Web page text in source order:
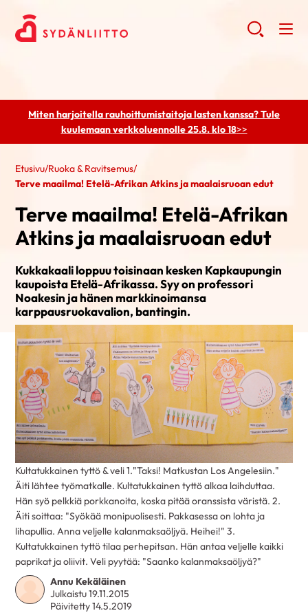
Miten harjoitella rauhoittumistaitoja lasten kanssa? Tule
kuulemaanverkkoluennolle 25.8. klo 18>>
Etusivu/Ruoka & Ravitsemus/
Terve maailma! Etelä-Afrikan Atkins ja maalaisruoan edut
Terve maailma! Etelä-Afrikan
Atkins ja maalaisruoan edut
Kukkakaali loppuu toisinaan kesken Kapkaupungin
kaupoista Etelä-Afrikassa. Syy on professori
Noakesin ja hänen markkinoimansa
karppausruokavalion, bantingin.
Annu Kekäläinen
Julkaistu 19.11.2015
Päivitetty 14.5.2019
Kultatukkainen tyttö & veli 1."Taksi! Matkustan Los Angelesiin."
Äiti lähtee työmatkalle. Kultatukkainen tyttö alkaa laihduttaa.
Hän syö pelkkiä porkkanoita, koska pitää oranssista väristä. 2.
Äiti soittaa: "Syökää monipuolisesti. Pakkasessa on lohta ja
lihapullia. Anna veljelle kalanmaksaöljyä. Heihei!" 3.
Kultatukkainen tyttö tilaa perhepitsan. Hän antaa veljelle kaikki
paprikat ja oliivit. Veli pyytää: "Saanko kalanmaksaöljyä?"